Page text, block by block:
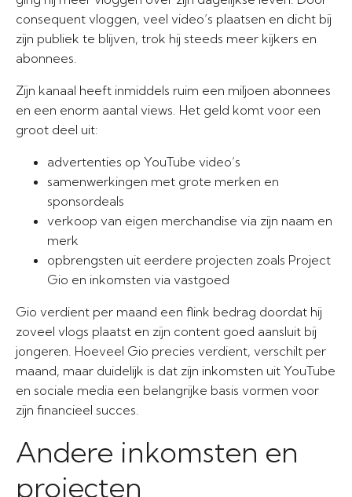
consequent vloggen, veel video’s plaatsen en dicht bij
zijn publiek te blijven, trok hij steeds meer kijkers en
abonnees.
Zijn kanaal heeft inmiddels ruim een miljoen abonnees
en een enorm aantal views. Het geld komt voor een
groot deel uit:
advertenties op YouTube video’s
samenwerkingen met grote merken en
sponsordeals
verkoop van eigen merchandise via zijn naam en
merk
opbrengsten uit eerdere projecten zoals Project
Gio en inkomsten via vastgoed
Gio verdient per maand een flink bedrag doordat hij
zoveel vlogs plaatst en zijn content goed aansluit bij
jongeren. Hoeveel Gio precies verdient, verschilt per
maand, maar duidelijk is dat zijn inkomsten uit YouTube
en sociale media een belangrijke basis vormen voor
zijn financieel succes.
Andere inkomsten en
projecten